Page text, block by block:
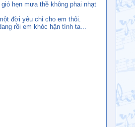
hẹn mưa thề không phai nhạt
đời yêu chỉ cho em thôi.
rồi em khóc hận tình ta...